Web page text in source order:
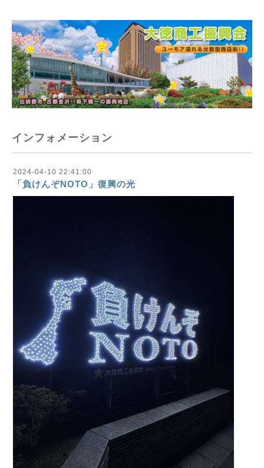
インフォメーション
2024-04-10 22:41:00
「負けんぞNOTO」復興の光